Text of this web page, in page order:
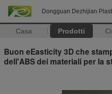
Dongguan Dezhijian
Casa Prodotti
Buon eEasticity 3D che
dell'ABS dei materiali per la